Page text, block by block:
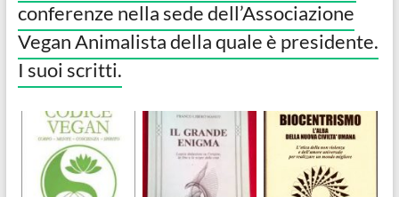
conferenze nella sede dell’Associazione
Vegan Animalista della quale è presidente.
I suoi scritti.